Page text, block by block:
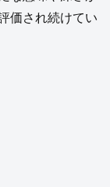
価され続けてい